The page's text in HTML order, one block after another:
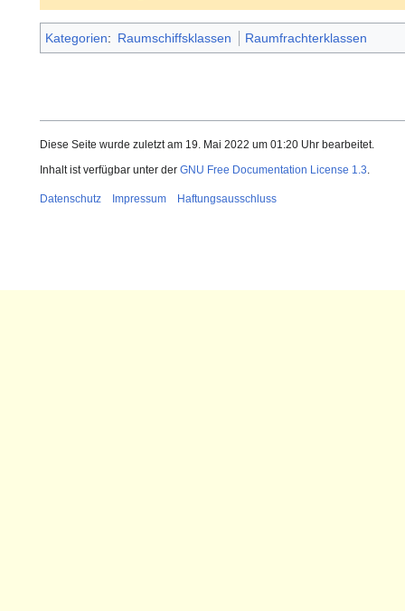
Kategorien: Raumschiffsklassen Raumfrachterklassen
Diese Seite wurde zuletzt am 19. Mai 2022 um 01:20 Uhr bearbeitet.
Inhalt ist verfügbar unter der GNU Free Documentation License 1.3.
Datenschutz Impressum Haftungsausschluss